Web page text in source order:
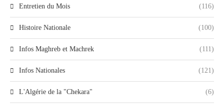
Entretien du Mois (116)
Histoire Nationale (100)
Infos Maghreb et Machrek (111)
Infos Nationales (121)
L'Algérie de la "Chekara" (6)